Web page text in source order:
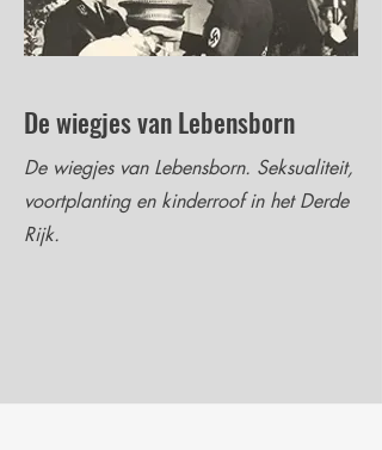
De wiegjes van Lebensborn
De wiegjes van Lebensborn. Seksualiteit,
voortplanting en kinderroof in het Derde
Rijk.